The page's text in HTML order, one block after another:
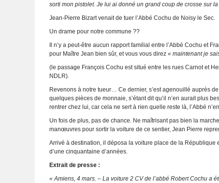
sorti mon pistolet. Je lui ai donné un grand coup de crosse sur
Jean-Pierre Bizart venait de tuer l’Abbé Cochu de Noisy le Sec.
Un drame pour notre commune ??
Il n’y a peut-être aucun rapport familial entre l’Abbé Cochu et
pour Maître Jean bien sûr, et vous vous direz « maintenant je
(le passage François Cochu est situé entre les rues Carnot et
NDLR).
Revenons à notre tueur… Ce dernier, s’est agenouillé auprès
quelques pièces de monnaie, s’étant dit qu’il n’en aurait plus
rentrer chez lui, car cela ne sert à rien quelle reste là, l’Abbé
Un fois de plus, pas de chance. Ne maîtrisant pas bien la
manœuvres pour sortir la voiture de ce sentier, Jean Pierre
Arrivé à destination, il déposa la voiture place de la
d’une cinquantaine d’années.
Extrait de presse :
« Amiens, 4 mars. – La voiture 2 CV de l’abbé Robert Cochu a